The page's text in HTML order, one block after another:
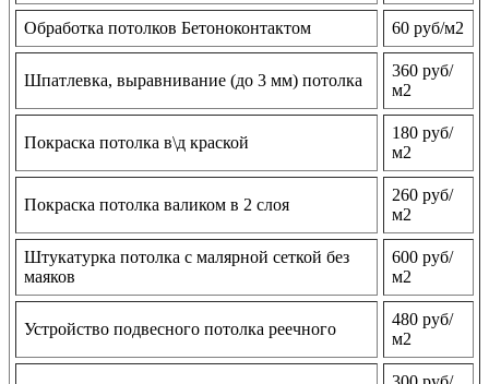
Обработка потолков Бетоноконтактом 60 руб/м2
Шпатлевка, выравнивание (до 3 мм) потолка
360 руб/
м2
Покраска потолка в\д краской
180 руб/
м2
Покраска потолка валиком в 2 слоя
260 руб/
м2
Штукатурка потолка с малярной сеткой без
маяков
600 руб/
м2
Устройство подвесного потолка реечного
480 руб/
м2